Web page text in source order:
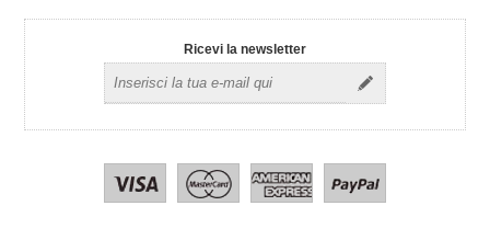
Ricevi la newsletter